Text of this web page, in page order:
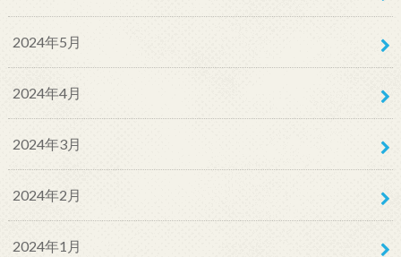
2024年5月
2024年4月
2024年3月
2024年2月
2024年1月